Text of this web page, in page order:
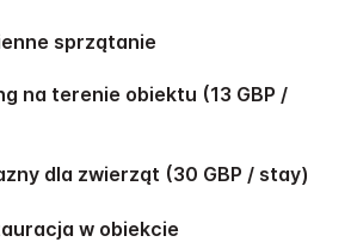
sprzątanie
dla zwierząt (30 GBP / stay)
w obiekcie